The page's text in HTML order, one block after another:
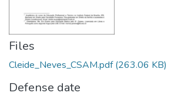
Files
Cleide_Neves_CSAM.pdf(263.06 KB)
Defense date